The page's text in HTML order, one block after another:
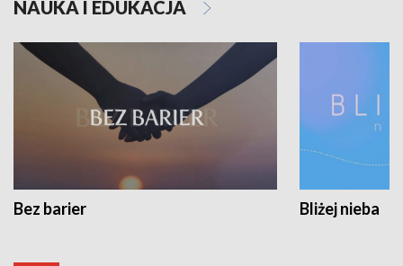
NAUKA I EDUKACJA
Bez barier Bliżej nieba